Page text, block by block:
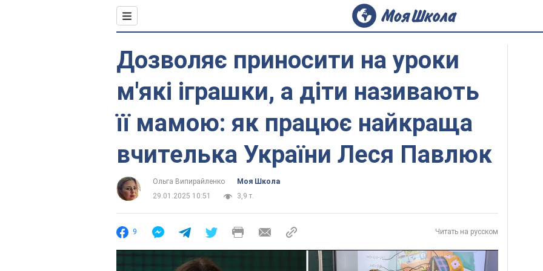
Дозволяє приносити на уроки
м'які іграшки, а діти називають
її мамою: як працює найкраща
вчителька України Леся Павлюк
Ольга Випирайленко
Моя Школа
29.01.2025 10:51
3,9 т.
9 Читать на русском